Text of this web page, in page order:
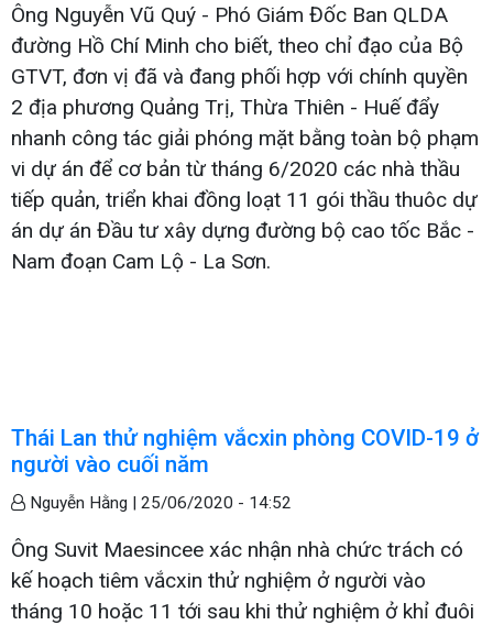
Ông Nguyễn Vũ Quý - Phó Giám Đốc Ban QLDA
đường Hồ Chí Minh cho biết, theo chỉ đạo của Bộ
GTVT, đơn vị đã và đang phối hợp với chính quyền
2 địa phương Quảng Trị, Thừa Thiên - Huế đẩy
nhanh công tác giải phóng mặt bằng toàn bộ phạm
vi dự án để cơ bản từ tháng 6/2020 các nhà thầu
tiếp quản, triển khai đồng loạt 11 gói thầu thuôc dự
án dự án Đầu tư xây dựng đường bộ cao tốc Bắc -
Nam đoạn Cam Lộ - La Sơn.
Thái Lan thử nghiệm vắcxin phòng COVID-19 ở
người vào cuối năm
Nguyễn Hằng | 25/06/2020 - 14:52
Ông Suvit Maesincee xác nhận nhà chức trách có
kế hoạch tiêm vắcxin thử nghiệm ở người vào
tháng 10 hoặc 11 tới sau khi thử nghiệm ở khỉ đuôi